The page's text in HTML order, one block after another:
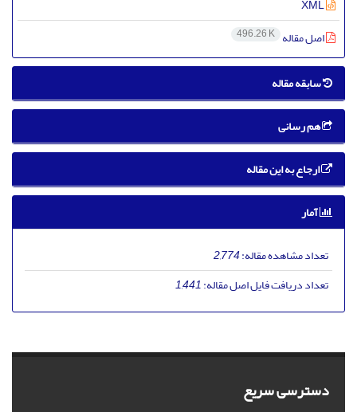
اصل مقاله 496.26 K
سابقه مقاله
هم رسانی
ارجاع به این مقاله
آمار
تعداد مشاهده مقاله:2,774
تعداد دریافت فایل اصل مقاله:1,441
دسترسی سریع